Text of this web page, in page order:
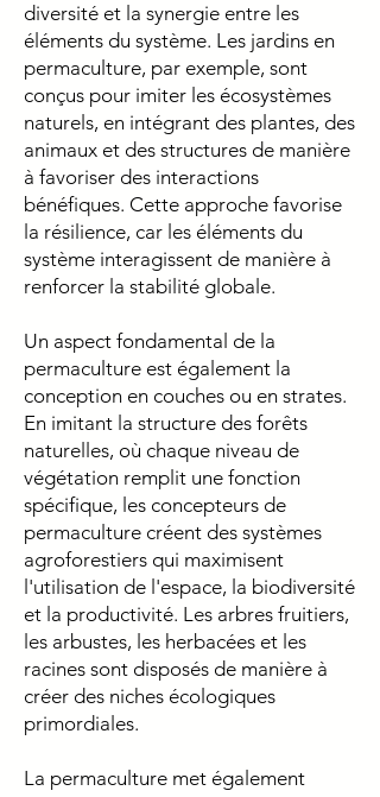
diversité et la synergie entre les
éléments du système. Les jardins en
permaculture, par exemple, sont
conçus pour imiter les écosystèmes
naturels, en intégrant des plantes, des
animaux et des structures de manière
à favoriser des interactions
bénéfiques. Cette approche favorise
la résilience, car les éléments du
système interagissent de manière à
renforcer la stabilité globale.
Un aspect fondamental de la
permaculture est également la
conception en couches ou en strates.
En imitant la structure des forêts
naturelles, où chaque niveau de
végétation remplit une fonction
spécifique, les concepteurs de
permaculture créent des systèmes
agroforestiers qui maximisent
l'utilisation de l'espace, la biodiversité
et la productivité. Les arbres fruitiers,
les arbustes, les herbacées et les
racines sont disposés de manière à
créer des niches écologiques
primordiales.
La permaculture met également